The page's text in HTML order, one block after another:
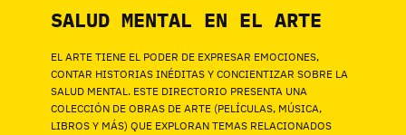
SALUD MENTAL EN EL ARTE
EL ARTE TIENE EL PODER DE EXPRESAR EMOCIONES,
CONTAR HISTORIAS INÉDITAS Y CONCIENTIZAR SOBRE LA
SALUD MENTAL. ESTE DIRECTORIO PRESENTA UNA
COLECCIÓN DE OBRAS DE ARTE (PELÍCULAS, MÚSICA,
LIBROS Y MÁS) QUE EXPLORAN TEMAS RELACIONADOS